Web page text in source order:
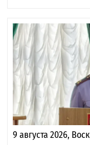
9 августа 2026,